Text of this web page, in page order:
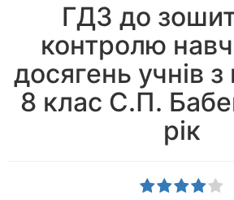
ГДЗ до
контролю
досягень учнів з
8 клас С.П.
рік